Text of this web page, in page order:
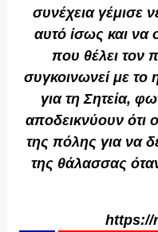
συνέχεια γέμισε
αυτό ίσως και να
που θέλει τον
συγκοινωνεί με
για τη Σητεία,
αποδεικνύουν ότι
της πόλης για να
της θάλασσας
https://